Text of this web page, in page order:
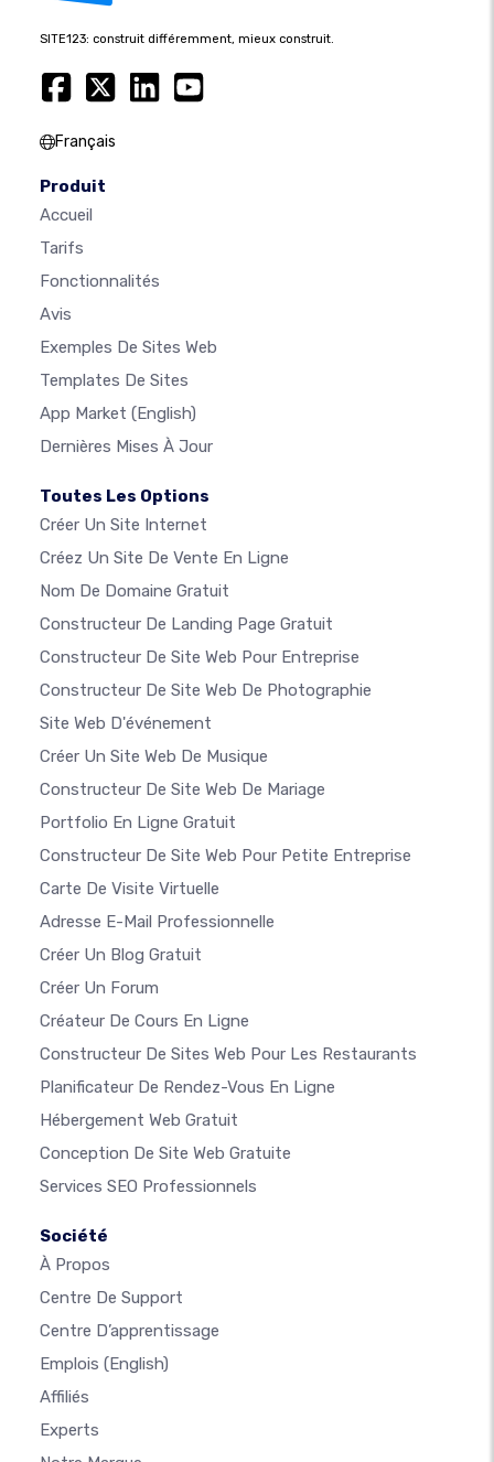
SITE123: construit différemment, mieux construit.
Français
Produit
Accueil
Tarifs
Fonctionnalités
Avis
Exemples De Sites Web
Templates De Sites
App Market (English)
Dernières Mises À Jour
Toutes Les Options
Créer Un Site Internet
Créez Un Site De Vente En Ligne
Nom De Domaine Gratuit
Constructeur De Landing Page Gratuit
Constructeur De Site Web Pour Entreprise
Constructeur De Site Web De Photographie
Site Web D'événement
Créer Un Site Web De Musique
Constructeur De Site Web De Mariage
Portfolio En Ligne Gratuit
Constructeur De Site Web Pour Petite Entreprise
Carte De Visite Virtuelle
Adresse E-Mail Professionnelle
Créer Un Blog Gratuit
Créer Un Forum
Créateur De Cours En Ligne
Constructeur De Sites Web Pour Les Restaurants
Planificateur De Rendez-Vous En Ligne
Hébergement Web Gratuit
Conception De Site Web Gratuite
Services SEO Professionnels
Société
À Propos
Centre De Support
Centre D’apprentissage
Emplois (English)
Affiliés
Experts